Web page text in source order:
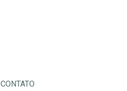
CONTATO